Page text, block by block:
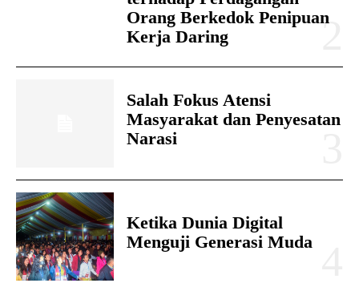
Orang Berkedok Penipuan
Kerja Daring
Salah Fokus Atensi
Masyarakat dan Penyesatan
Narasi
Ketika Dunia Digital
Menguji Generasi Muda